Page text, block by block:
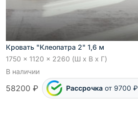
Кровать "Клеопатра 2" 1,6 м
1750 x 1120 x 2260 (Ш x В x Г)
В наличии
58200 ₽ Рассрочка от 9700 ₽